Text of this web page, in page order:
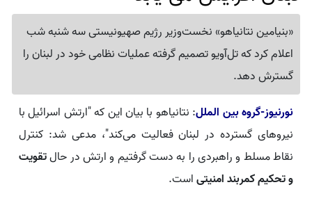
«بنیامین نتانیاهو» نخست‌وزیر رژیم صهیونیستی سه شنبه شب
اعلام کرد که تل‌آویو تصمیم گرفته عملیات نظامی خود در لبنان را
گسترش دهد.
نورنیوز-گروه بین الملل: نتانیاهو با بیان این که "ارتش اسرائیل با
نیروهای گسترده در لبنان فعالیت می‌کند"، مدعی شد: کنترل
نقاط مسلط و راهبردی را به دست گرفتیم و ارتش در حالتقویت
و تحکیم کمربند امنیتیاست.